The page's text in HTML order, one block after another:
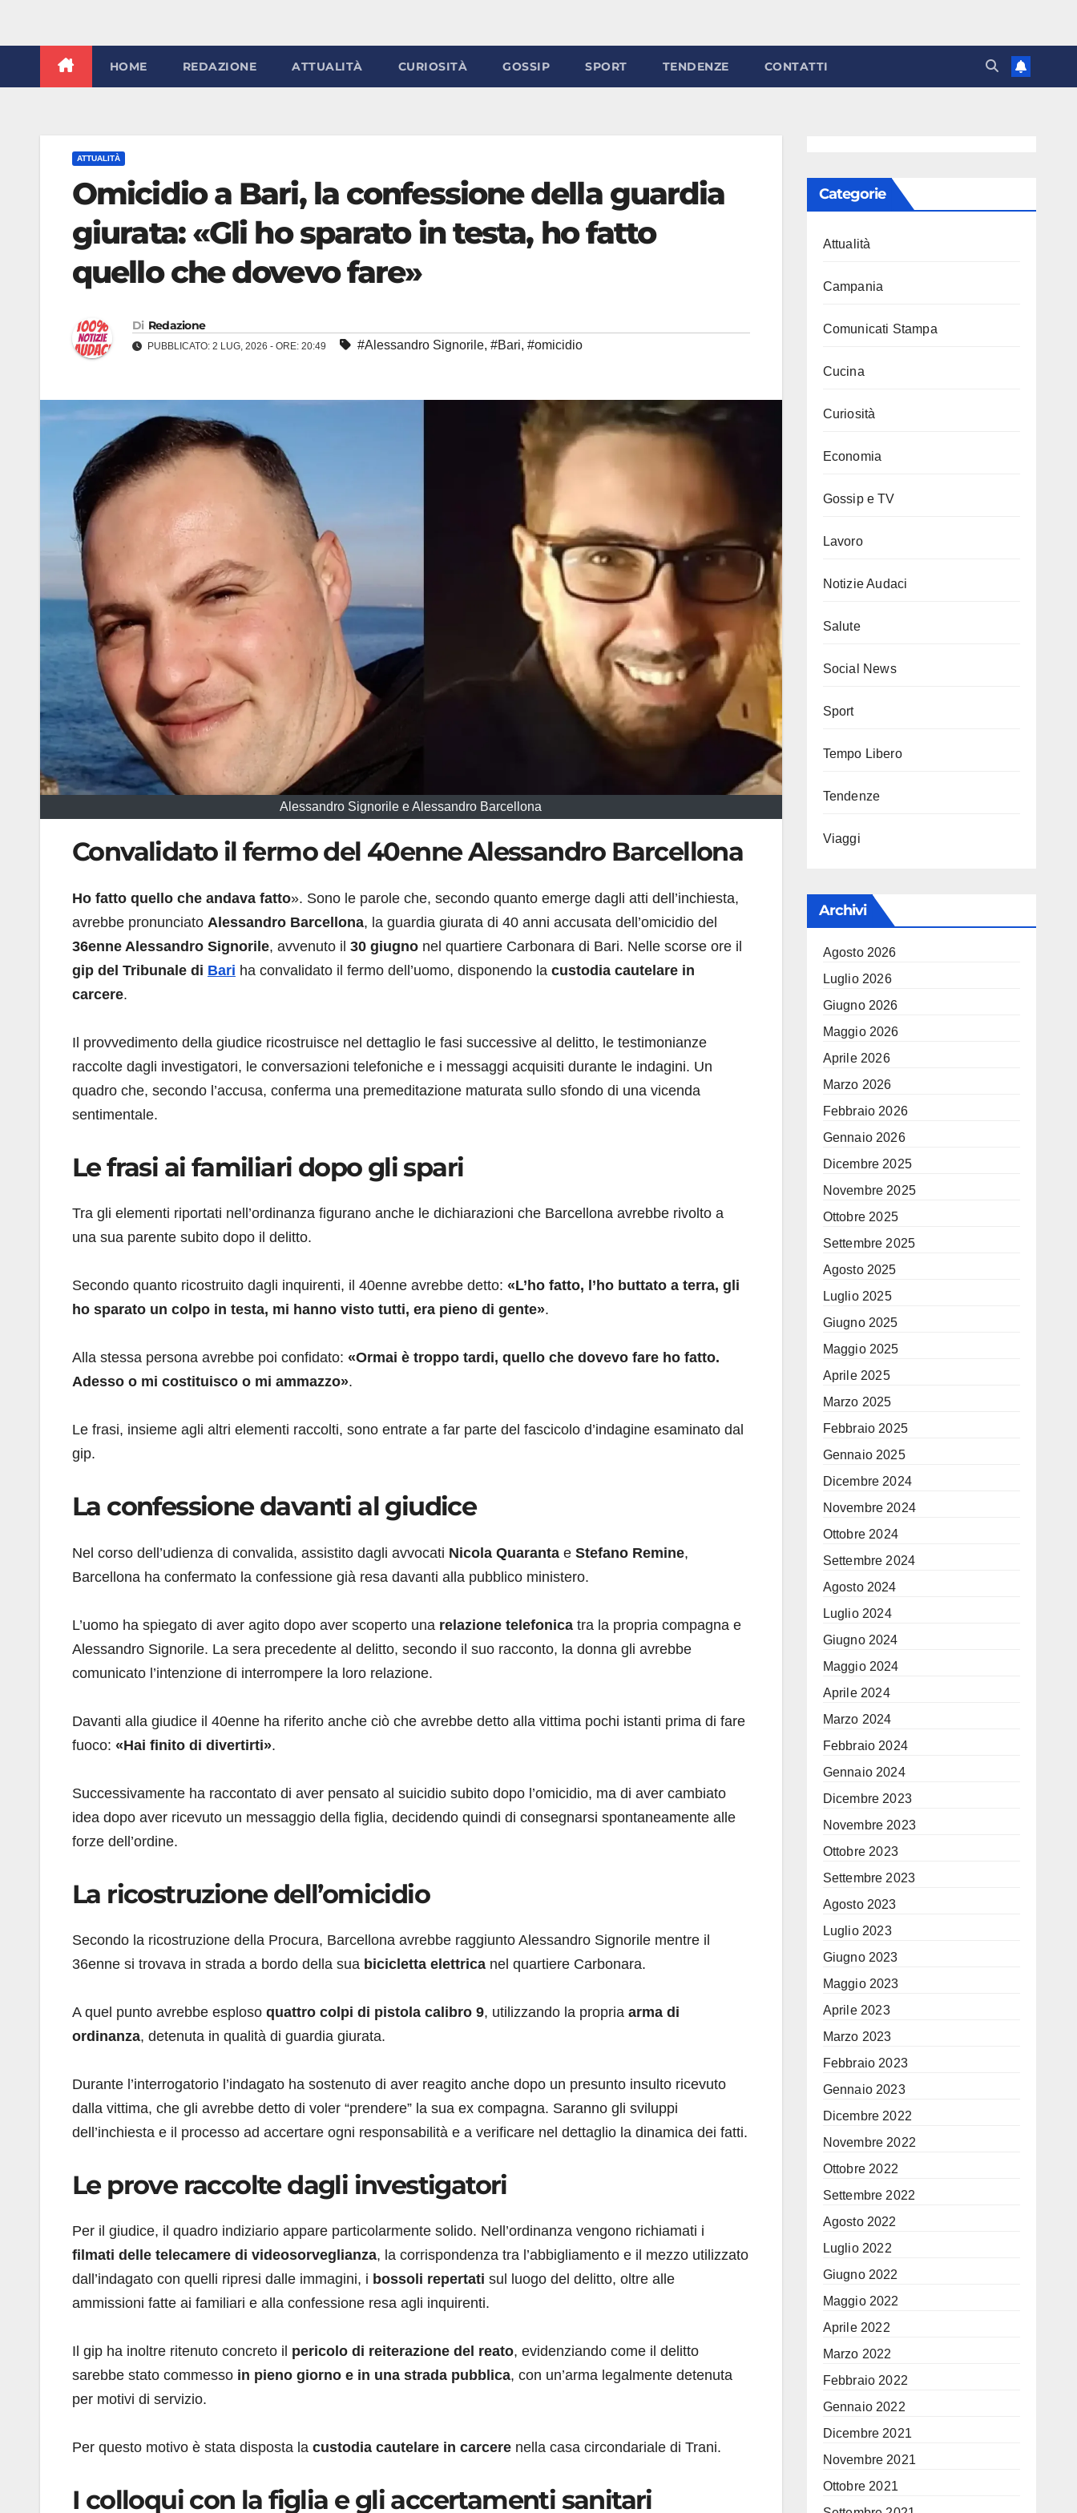
HOME REDAZIONE ATTUALITÀ CURIOSITÀ GOSSIP SPORT TENDENZE CONTATTI
ATTUALITÀ
Omicidio a Bari, la confessione della guardia
giurata: «Gli ho sparato in testa, ho fatto
quello che dovevo fare»
Di Redazione
PUBBLICATO: 2 LUG, 2026 - ORE: 20:49 #Alessandro Signorile, #Bari, #omicidio
Alessandro Signorile e Alessandro Barcellona
Convalidato il fermo del 40enne Alessandro Barcellona
Ho fatto quello che andava fatto». Sono le parole che, secondo quanto emerge dagli atti dell’inchiesta,
avrebbe pronunciato Alessandro Barcellona, la guardia giurata di 40 anni accusata dell’omicidio del
36enne Alessandro Signorile, avvenuto il 30 giugno nel quartiere Carbonara di Bari. Nelle scorse ore il
gip del Tribunale di Bari ha convalidato il fermo dell’uomo, disponendo la custodia cautelare in
carcere.
Il provvedimento della giudice ricostruisce nel dettaglio le fasi successive al delitto, le testimonianze
raccolte dagli investigatori, le conversazioni telefoniche e i messaggi acquisiti durante le indagini. Un
quadro che, secondo l’accusa, conferma una premeditazione maturata sullo sfondo di una vicenda
sentimentale.
Le frasi ai familiari dopo gli spari
Tra gli elementi riportati nell’ordinanza figurano anche le dichiarazioni che Barcellona avrebbe rivolto a
una sua parente subito dopo il delitto.
Secondo quanto ricostruito dagli inquirenti, il 40enne avrebbe detto: «L’ho fatto, l’ho buttato a terra, gli
ho sparato un colpo in testa, mi hanno visto tutti, era pieno di gente».
Alla stessa persona avrebbe poi confidato: «Ormai è troppo tardi, quello che dovevo fare ho fatto.
Adesso o mi costituisco o mi ammazzo».
Le frasi, insieme agli altri elementi raccolti, sono entrate a far parte del fascicolo d’indagine esaminato dal
gip.
La confessione davanti al giudice
Nel corso dell’udienza di convalida, assistito dagli avvocati Nicola Quaranta e Stefano Remine,
Barcellona ha confermato la confessione già resa davanti alla pubblico ministero.
L’uomo ha spiegato di aver agito dopo aver scoperto una relazione telefonica tra la propria compagna e
Alessandro Signorile. La sera precedente al delitto, secondo il suo racconto, la donna gli avrebbe
comunicato l’intenzione di interrompere la loro relazione.
Davanti alla giudice il 40enne ha riferito anche ciò che avrebbe detto alla vittima pochi istanti prima di fare
fuoco: «Hai finito di divertirti».
Successivamente ha raccontato di aver pensato al suicidio subito dopo l’omicidio, ma di aver cambiato
idea dopo aver ricevuto un messaggio della figlia, decidendo quindi di consegnarsi spontaneamente alle
forze dell’ordine.
La ricostruzione dell’omicidio
Secondo la ricostruzione della Procura, Barcellona avrebbe raggiunto Alessandro Signorile mentre il
36enne si trovava in strada a bordo della sua bicicletta elettrica nel quartiere Carbonara.
A quel punto avrebbe esploso quattro colpi di pistola calibro 9, utilizzando la propria arma di
ordinanza, detenuta in qualità di guardia giurata.
Durante l’interrogatorio l’indagato ha sostenuto di aver reagito anche dopo un presunto insulto ricevuto
dalla vittima, che gli avrebbe detto di voler “prendere” la sua ex compagna. Saranno gli sviluppi
dell’inchiesta e il processo ad accertare ogni responsabilità e a verificare nel dettaglio la dinamica dei fatti.
Le prove raccolte dagli investigatori
Per il giudice, il quadro indiziario appare particolarmente solido. Nell’ordinanza vengono richiamati i
filmati delle telecamere di videosorveglianza, la corrispondenza tra l’abbigliamento e il mezzo utilizzato
dall’indagato con quelli ripresi dalle immagini, i bossoli repertati sul luogo del delitto, oltre alle
ammissioni fatte ai familiari e alla confessione resa agli inquirenti.
Il gip ha inoltre ritenuto concreto il pericolo di reiterazione del reato, evidenziando come il delitto
sarebbe stato commesso in pieno giorno e in una strada pubblica, con un’arma legalmente detenuta
per motivi di servizio.
Per questo motivo è stata disposta la custodia cautelare in carcere nella casa circondariale di Trani.
I colloqui con la figlia e gli accertamenti sanitari
Categorie
Attualità
Campania
Comunicati Stampa
Cucina
Curiosità
Economia
Gossip e TV
Lavoro
Notizie Audaci
Salute
Social News
Sport
Tempo Libero
Tendenze
Viaggi
Archivi
Agosto 2026
Luglio 2026
Giugno 2026
Maggio 2026
Aprile 2026
Marzo 2026
Febbraio 2026
Gennaio 2026
Dicembre 2025
Novembre 2025
Ottobre 2025
Settembre 2025
Agosto 2025
Luglio 2025
Giugno 2025
Maggio 2025
Aprile 2025
Marzo 2025
Febbraio 2025
Gennaio 2025
Dicembre 2024
Novembre 2024
Ottobre 2024
Settembre 2024
Agosto 2024
Luglio 2024
Giugno 2024
Maggio 2024
Aprile 2024
Marzo 2024
Febbraio 2024
Gennaio 2024
Dicembre 2023
Novembre 2023
Ottobre 2023
Settembre 2023
Agosto 2023
Luglio 2023
Giugno 2023
Maggio 2023
Aprile 2023
Marzo 2023
Febbraio 2023
Gennaio 2023
Dicembre 2022
Novembre 2022
Ottobre 2022
Settembre 2022
Agosto 2022
Luglio 2022
Giugno 2022
Maggio 2022
Aprile 2022
Marzo 2022
Febbraio 2022
Gennaio 2022
Dicembre 2021
Novembre 2021
Ottobre 2021